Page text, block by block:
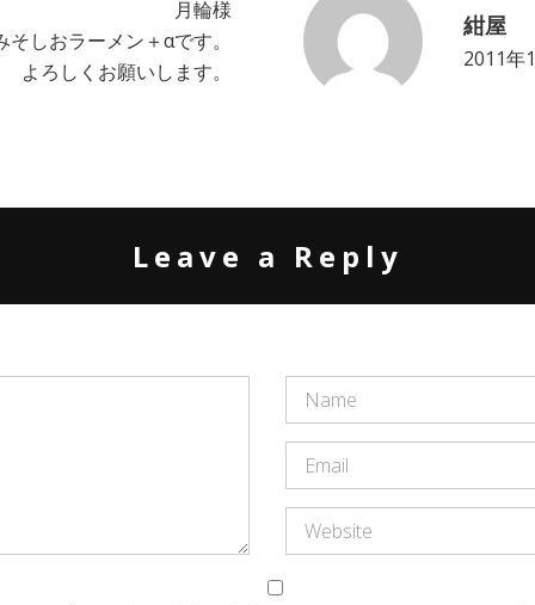
紺屋
2011年
月輪様
しおラーメン＋αです。
よろしくお願いします。
Leave a Reply